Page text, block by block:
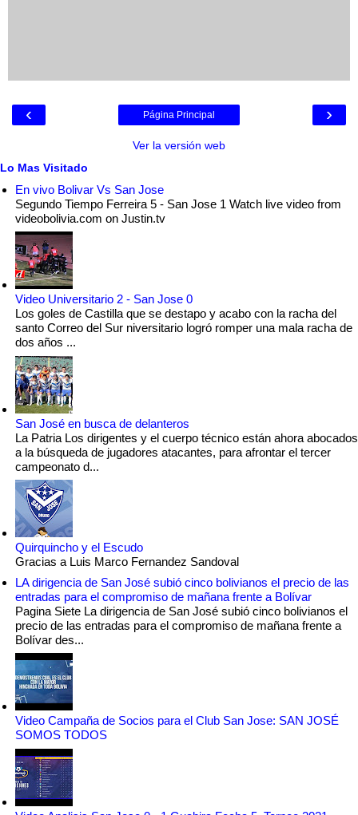
‹ ›
Página Principal
Ver la versión web
Lo Mas Visitado
En vivo Bolivar Vs San Jose
Segundo Tiempo Ferreira 5 - San Jose 1 Watch live video from
videobolivia.com on Justin.tv
Video Universitario 2 - San Jose 0
Los goles de Castilla que se destapo y acabo con la racha del
santo Correo del Sur niversitario logró romper una mala racha de
dos años ...
San José en busca de delanteros
La Patria Los dirigentes y el cuerpo técnico están ahora abocados
a la búsqueda de jugadores atacantes, para afrontar el tercer
campeonato d...
Quirquincho y el Escudo
Gracias a Luis Marco Fernandez Sandoval
LA dirigencia de San José subió cinco bolivianos el precio de las
entradas para el compromiso de mañana frente a Bolívar
Pagina Siete La dirigencia de San José subió cinco bolivianos el
precio de las entradas para el compromiso de mañana frente a
Bolívar des...
Video Campaña de Socios para el Club San Jose: SAN JOSÉ
SOMOS TODOS